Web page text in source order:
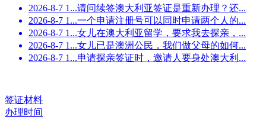
2026-8-7 1...请问续签澳大利亚签证是重新办理？还...
2026-8-7 1...一个申请注册号可以同时申请两个人的...
2026-8-7 1...女儿在澳大利亚留学，要求我去探亲，...
2026-8-7 1...女儿已是澳洲公民，我们做父母的如何...
2026-8-7 1...申请探亲签证时，邀请人要身处澳大利...
签证材料
办理时间